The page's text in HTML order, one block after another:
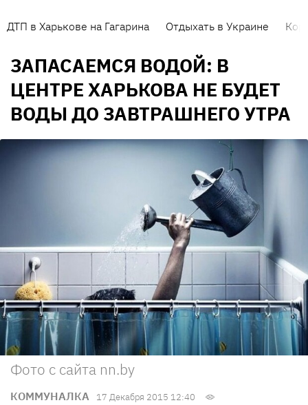
ДТП в Харькове на Гагарина Отдыхать в Украине
ЗАПАСАЕМСЯ ВОДОЙ: В
ЦЕНТРЕ ХАРЬКОВА НЕ БУДЕТ
ВОДЫ ДО ЗАВТРАШНЕГО УТРА
Фото с сайта nn.by
КОММУНАЛКА 17 Декабря 2015 12:40